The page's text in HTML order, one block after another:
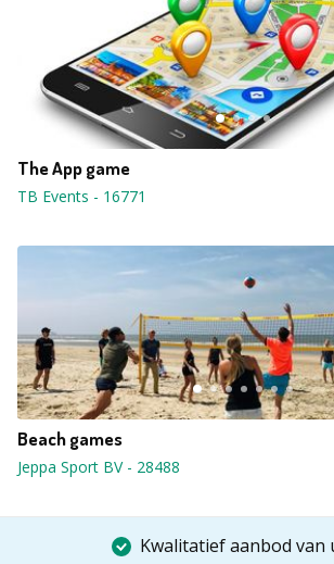
The App game
TB Events - 16771
Beach games
Jeppa Sport BV- 28488
Kwalitatief aanbod van